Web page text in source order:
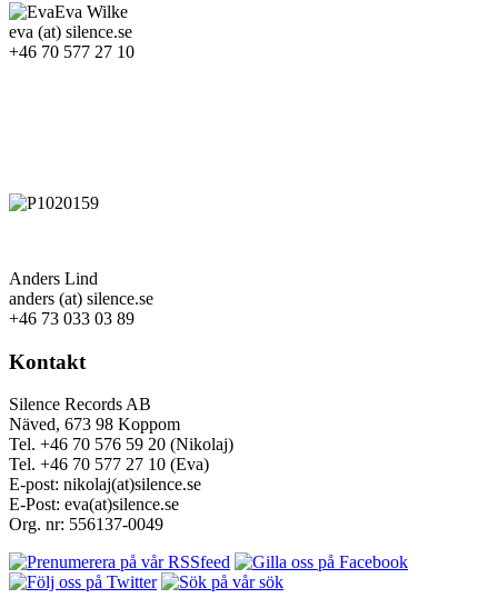
Eva Wilke
eva (at) silence.se
+46 70 577 27 10
Anders Lind
anders (at) silence.se
+46 73 033 03 89
Kontakt
Silence Records AB
Näved, 673 98 Koppom
Tel. +46 70 576 59 20 (Nikolaj)
Tel. +46 70 577 27 10 (Eva)
E-post: nikolaj(at)silence.se
E-Post: eva(at)silence.se
Org. nr: 556137-0049